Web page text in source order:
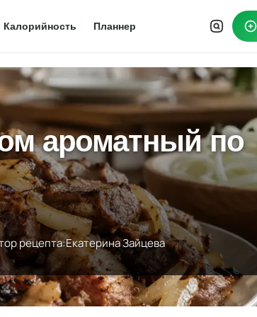
Калорийность Планнер
ароматный по
рецепта:Екатерина Зайцева